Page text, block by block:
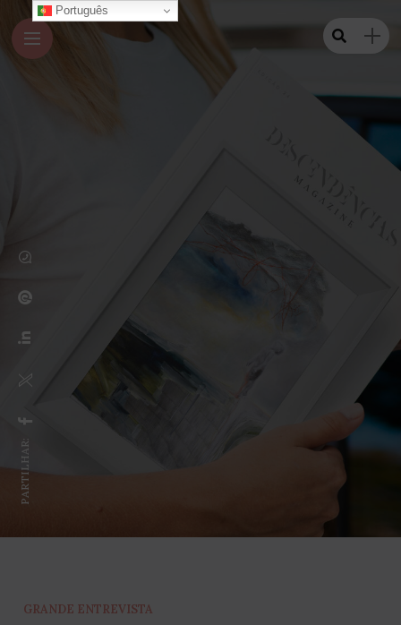
PARTILHAR:
GRANDE ENTREVISTA
Português